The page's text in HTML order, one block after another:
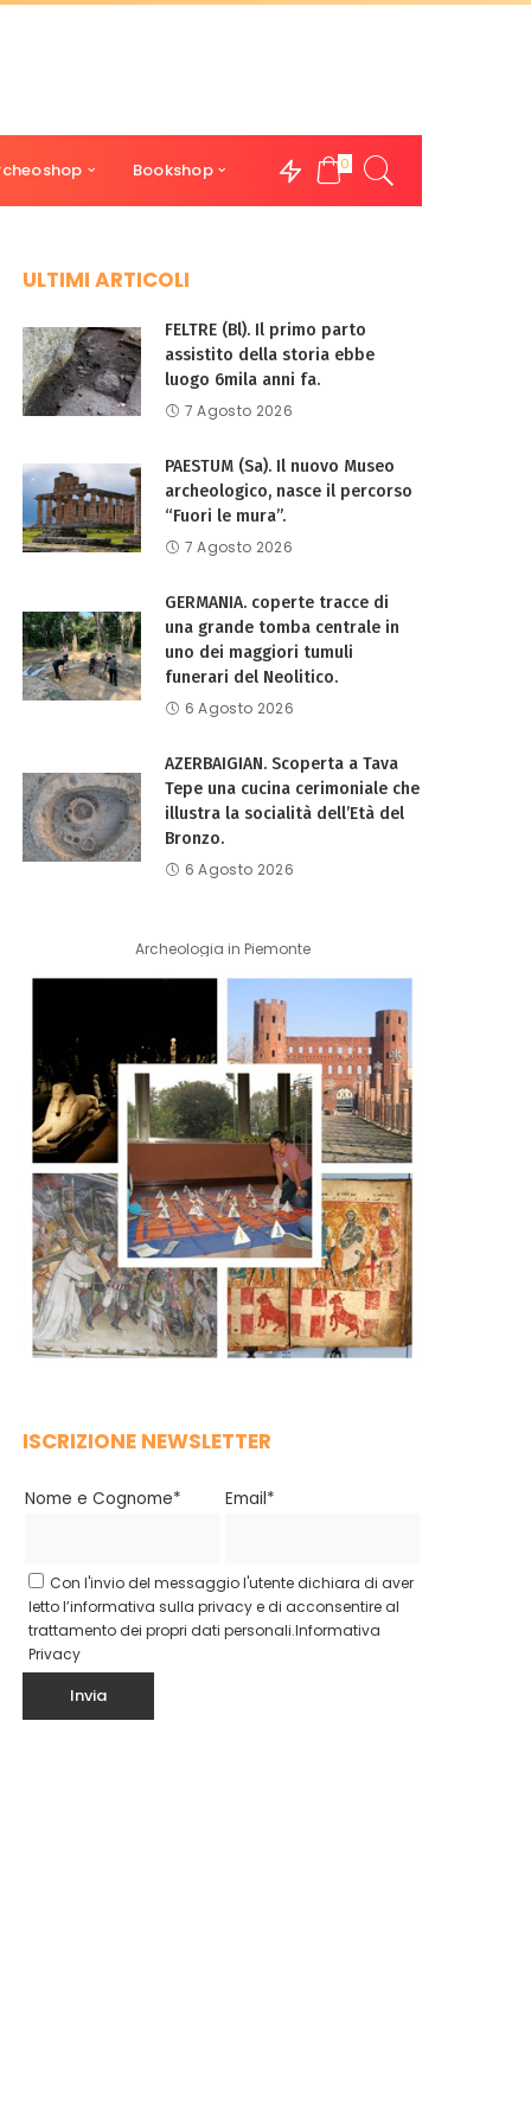
Bookshop 0
ULTIMI ARTICOLI
FELTRE (Bl). Il primo parto
assistito della storia ebbe
luogo 6mila anni fa.
7 Agosto 2026
PAESTUM (Sa). Il nuovo Museo
archeologico, nasce il percorso
“Fuori le mura”.
7 Agosto 2026
GERMANIA. coperte tracce di
una grande tomba centrale in
uno dei maggiori tumuli
funerari del Neolitico.
6 Agosto 2026
AZERBAIGIAN. Scoperta a Tava
Tepe una cucina cerimoniale che
illustra la socialità dell’Età del
Bronzo.
6 Agosto 2026
Archeologia in Piemonte
ISCRIZIONE NEWSLETTER
Nome e Cognome* Email*
Con l'invio del messaggio l'utente dichiara di aver
letto l’informativa sulla privacy e di acconsentire al
trattamento dei propri dati personali.Informativa
Privacy